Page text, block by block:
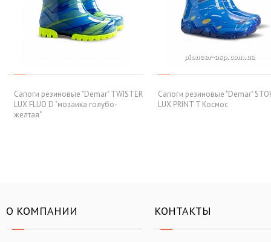
Сапоги резиновые "Demar" TWISTER
LUX FLUO D "мозаика голубо-
желтая"
Сапоги резиновые "Demar"
LUX PRINT T Космос
О КОМПАНИИ КОНТАКТЫ